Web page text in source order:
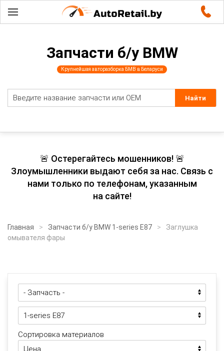
Запчасти б/у BMW
Крупнейшая авторазборка БМВ в Беларуси
🚨 Остерегайтесь мошенников! 🚨
Злоумышленники выдают себя за нас. Связь с
нами только по телефонам, указанным
на сайте!
Главная Запчасти б/у BMW 1-series E87
Заглушка
омывателя фары
Сортировка материалов